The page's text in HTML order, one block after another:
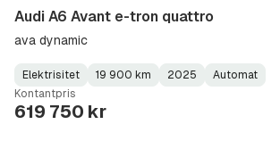
Audi A6 Avant e-tron quattro
ava dynamic
Fuel
Type:
Elektrisitet
Kilometerstand:
19 900 km
Model
Year:
2025
Gearbox
Type:
Automat
Kontantpris
619 750 kr